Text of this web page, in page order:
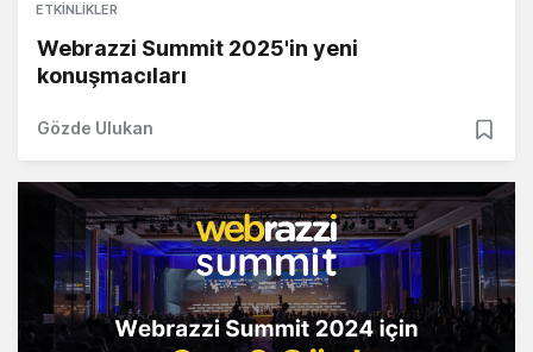
ETKINLIKLER
Webrazzi Summit 2025'in yeni
konuşmacıları
Gözde Ulukan